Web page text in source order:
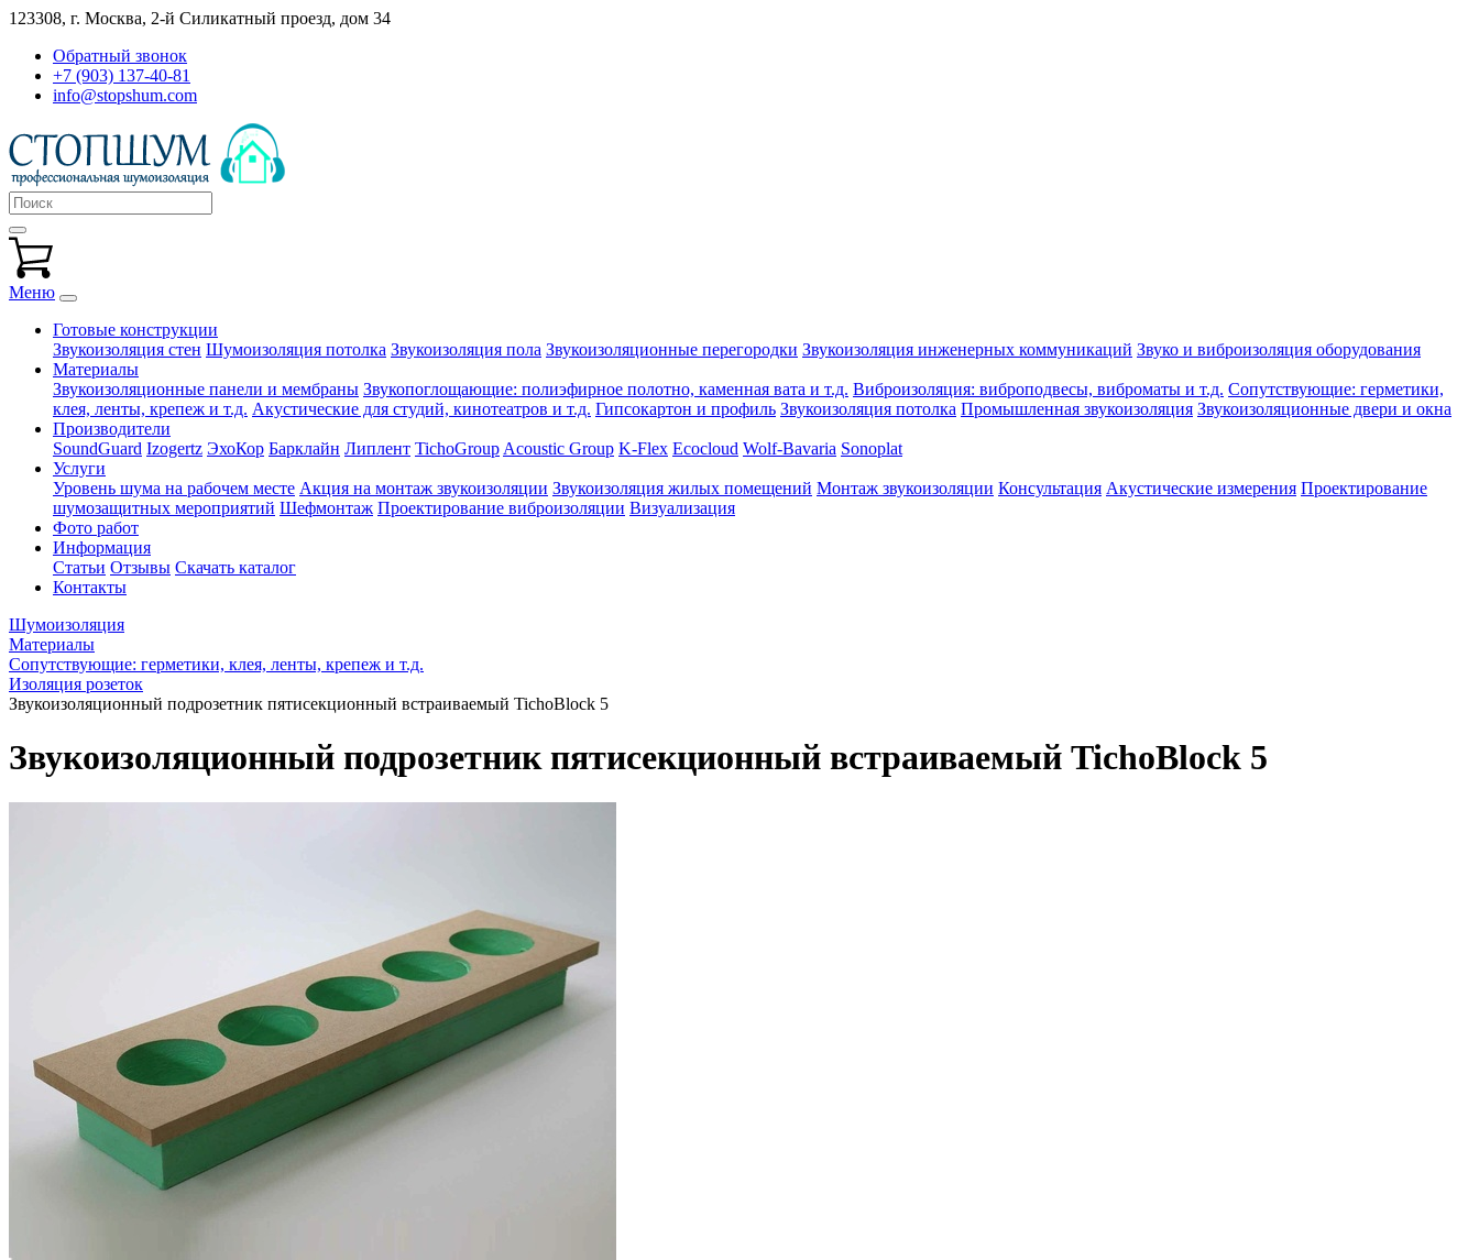
123308, г. Москва, 2-й Силикатный проезд, дом 34
Обратный звонок
+7 (903) 137-40-81
info@stopshum.com
Меню
Готовые конструкции
Звукоизоляция стен Шумоизоляция потолка Звукоизоляция пола Звукоизоляционные перегородки Звукоизоляция инженерных коммуникаций Звуко и виброизоляция оборудования
Материалы
Звукоизоляционные панели и мембраны Звукопоглощающие: полиэфирное полотно, каменная вата и т.д. Виброизоляция: виброподвесы, виброматы и т.д. Сопутствующие: герметики,
клея, ленты, крепеж и т.д. Акустические для студий, кинотеатров и т.д. Гипсокартон и профиль Звукоизоляция потолка Промышленная звукоизоляция Звукоизоляционные двери и окна
Производители
SoundGuard Izogertz ЭхоКор Барклайн Липлент TichoGroup Acoustic Group K-Flex Ecocloud Wolf-Bavaria Sonoplat
Услуги
Уровень шума на рабочем месте Акция на монтаж звукоизоляции Звукоизоляция жилых помещений Монтаж звукоизоляции Консультация Акустические измерения Проектирование
шумозащитных мероприятий Шефмонтаж Проектирование виброизоляции Визуализация
Фото работ
Информация
Статьи Отзывы Скачать каталог
Контакты
Шумоизоляция
Материалы
Сопутствующие: герметики, клея, ленты, крепеж и т.д.
Изоляция розеток
Звукоизоляционный подрозетник пятисекционный встраиваемый TichoBlock 5
Звукоизоляционный подрозетник пятисекционный встраиваемый TichoBlock 5